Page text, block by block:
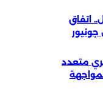
اتفاق
متعدد